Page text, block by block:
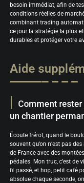
besoin immédiat, afin de
conditions réelles de
combinant trading
ce jour la stratégie la plus
durables et protéger votre
Aide
Comment
un chantier
Écoute frérot, quand le
souvent qu’on n’est pas
de France avec des
pédales. Mon truc, c’est de
fil passé, et hop, petit café
absolue chaque seconde,